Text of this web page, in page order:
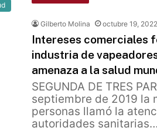
Gilberto Molina octubre 19, 2022
Intereses comerciales
industria de
amenaza a la salud
SEGUNDA DE TRES
septiembre de 2019 la
personas llamó la
autoridades sanitarias…